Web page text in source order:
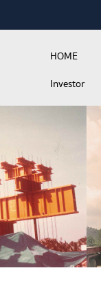
HOME
Investor